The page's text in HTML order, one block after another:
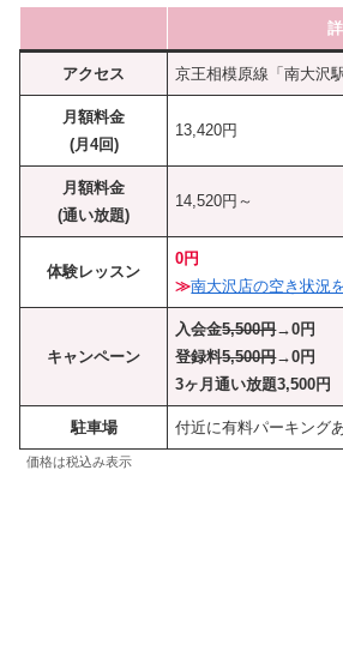
アクセス 京王相模原線「南大沢
月額料金
(月4回)
13,420円
月額料金
(通い放題)
14,520円～
体験レッスン
0円
≫南大沢店の空き状況
キャンペーン
入会金5,500円→0円
登録料5,500円→0円
3ヶ月通い放題3,500円
駐車場 付近に有料パーキング
価格は税込み表示